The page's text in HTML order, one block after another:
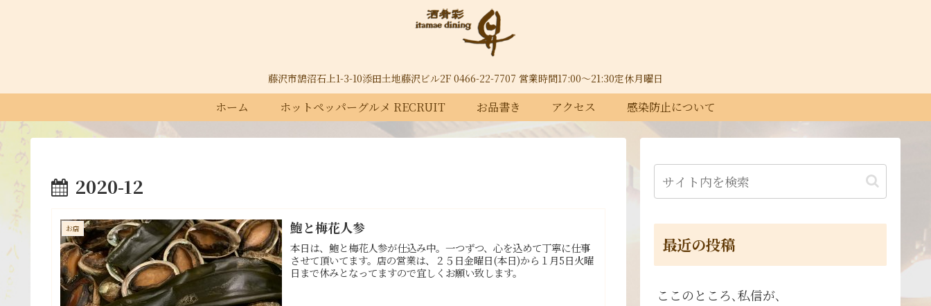
藤沢市鵠沼石上1-3-10添田土地藤沢ビル2F 0466-22-7707 営業時間17:00～21:30定休月曜日
ホーム ホットペッパーグルメ RECRUIT お品書き アクセス 感染防止について
2020-12
お店 鮑と梅花人参
本日は、鮑と梅花人参が仕込み中。一つずつ、心を込めて丁寧に仕事
させて頂いてます。店の営業は、２５日金曜日(本日)から１月5日火曜
日まで休みとなってますので宜しくお願い致します。
最近の投稿
ここのところ､私信が､